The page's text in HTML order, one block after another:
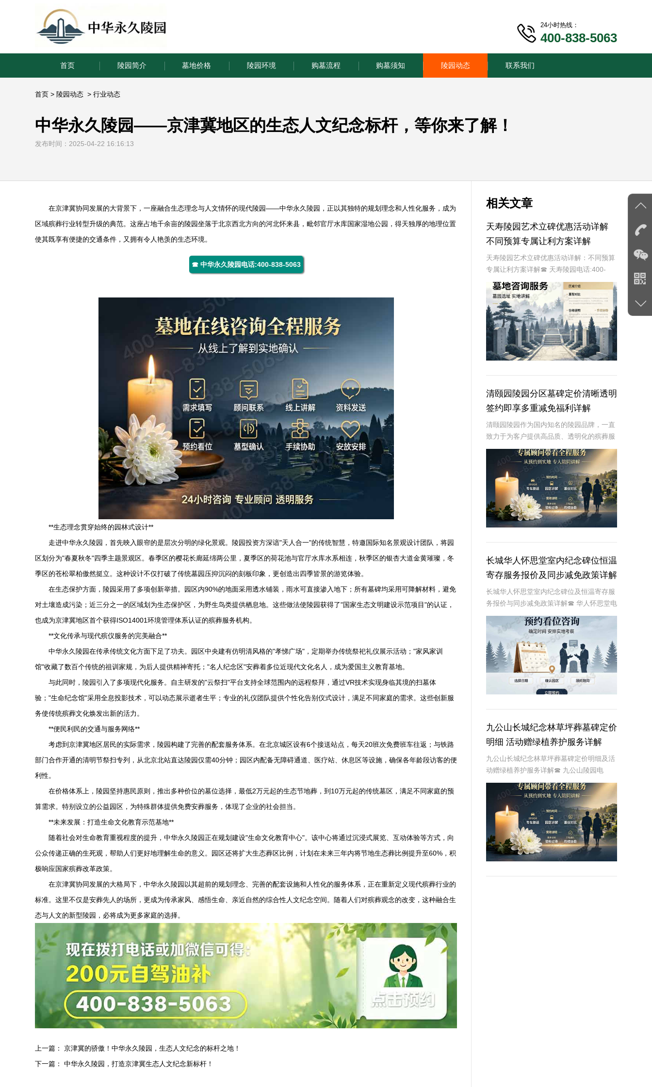
24小时热线：
400-838-5063
首页 陵园简介 墓地价格 陵园环境 购墓流程 购墓须知 陵园动态 联系我们
首页 > 陵园动态 > 行业动态
中华永久陵园——京津冀地区的生态人文纪念标杆，等你来了解！
发布时间：2025-04-22 16:16:13
在京津冀协同发展的大背景下，一座融合生态理念与人文情怀的现代陵园——中华永久陵园 ，正以其独特的规划理念和人性化服务，成为
区域殡葬行业转型升级的典范。这座占地千余亩的陵园坐落于北京西北方向的河北怀来县，毗邻官厅水库国家湿地公园，得天独厚的地理位置
使其既享有便捷的交通条件，又拥有令人艳羡的生态环境。
☎ 中华永久陵园电话:400-838-5063
**生态理念贯穿始终的园林式设计**
走进中华永久陵园 ，首先映入眼帘的是层次分明的绿化景观。陵园投资方深谙"天人合一"的传统智慧，特邀国际知名景观设计团队，将园
区划分为"春夏秋冬"四季主题景观区。春季区的樱花长廊延绵两公里，夏季区的荷花池与官厅水库水系相连，秋季区的银杏大道金黄璀璨，冬
季区的苍松翠柏傲然挺立。这种设计不仅打破了传统墓园压抑沉闷的刻板印象，更创造出四季皆景的游览体验。
在生态保护方面，陵园采用了多项创新举措。园区内90%的地面采用透水铺装，雨水可直接渗入地下；所有墓碑均采用可降解材料，避免
对土壤造成污染；近三分之一的区域划为生态保护区，为野生鸟类提供栖息地。这些做法使陵园获得了"国家生态文明建设示范项目"的认证，
也成为京津冀地区首个获得ISO14001环境管理体系认证的殡葬服务机构。
**文化传承与现代殡仪服务的完美融合**
中华永久陵园在传承传统文化方面下足了功夫。园区中央建有仿明清风格的"孝悌广场"，定期举办传统祭祀礼仪展示活动；"家风家训
馆"收藏了数百个传统的祖训家规，为后人提供精神寄托；"名人纪念区"安葬着多位近现代文化名人，成为爱国主义教育基地。
与此同时，陵园引入了多项现代化服务。自主研发的"云祭扫"平台支持全球范围内的远程祭拜，通过VR技术实现身临其境的扫墓体
验；"生命纪念馆"采用全息投影技术，可以动态展示逝者生平；专业的礼仪团队提供个性化告别仪式设计，满足不同家庭的需求。这些创新服
务使传统殡葬文化焕发出新的活力。
**便民利民的交通与服务网络**
考虑到京津冀地区居民的实际需求，陵园构建了完善的配套服务体系。在北京城区设有6个接送站点，每天20班次免费班车往返；与铁路
部门合作开通的清明节祭扫专列，从北京北站直达陵园仅需40分钟；园区内配备无障碍通道、医疗站、休息区等设施，确保各年龄段访客的便
利性。
在价格体系上，陵园坚持惠民原则，推出多种价位的墓位选择，最低2万元起的生态节地葬，到10万元起的传统墓区，满足不同家庭的预
算需求。特别设立的公益园区，为特殊群体提供免费安葬服务，体现了企业的社会担当。
**未来发展：打造生命文化教育示范基地**
随着社会对生命教育重视程度的提升， 中华永久陵园正在规划建设"生命文化教育中心"。该中心将通过沉浸式展览、互动体验等方式，向
公众传递正确的生死观，帮助人们更好地理解生命的意义。园区还将扩大生态葬区比例，计划在未来三年内将节地生态葬比例提升至60%，积
极响应国家殡葬改革政策。
在京津冀协同发展的大格局下， 中华永久陵园 以其超前的规划理念、完善的配套设施和人性化的服务体系，正在重新定义现代殡葬行业的
标准。这里不仅是安葬先人的场所，更成为传承家风、感悟生命、亲近自然的综合性人文纪念空间。随着人们对殡葬观念的改变，这种融合生
态与人文的新型陵园，必将成为更多家庭的选择。
上一篇： 京津冀的骄傲！中华永久陵园，生态人文纪念的标杆之地！
下一篇： 中华永久陵园，打造京津冀生态人文纪念新标杆！
相关文章
天寿陵园艺术立碑优惠活动详解
不同预算专属让利方案详解
天寿陵园艺术立碑优惠活动详解：不同预算
专属让利方案详解☎ 天寿陵园电话:400-
838-5063在现代社会，人们对逝者的纪念
方式越来越注重个性化与艺术性。天寿陵园
作为知名的陵园品牌，一直致力于提供高
清颐园陵园分区墓碑定价清晰透明
签约即享多重减免福利详解
清颐园陵园作为国内知名的陵园品牌，一直
致力于为客户提供高品质、透明化的殡葬服
务。在墓碑定价方面，清颐园陵园实行分区
管理，确保墓碑定价的清晰透明，让客户在
选择时能够一目了然，避免不必要的误解和
纠纷。本文
长城华人怀思堂室内纪念碑位恒温
寄存服务报价及同步减免政策详解
长城华人怀思堂室内纪念碑位及恒温寄存服
务报价与同步减免政策详解☎ 华人怀思堂电
话:400-838-5063一、引言随着社会观念的
进步，人们对逝者的纪念方式日益多元化。
室内纪念碑位作为一种新兴的纪念
九公山长城纪念林草坪葬墓碑定价
明细 活动赠绿植养护服务详解
九公山长城纪念林草坪葬墓碑定价明细及活
动赠绿植养护服务详解☎ 九公山陵园电
话:400-838-5063在现代社会，随着人们环
保意识的增强和对生命意义的深刻理解，草
坪葬墓碑逐渐成为一种新型的、环保的、